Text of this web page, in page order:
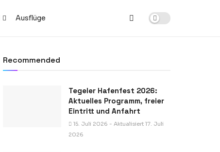
Ausflüge
Recommended
Tegeler Hafenfest 2026:
Aktuelles Programm, freier
Eintritt und Anfahrt
15. Juli 2026 - Aktualisiert 17. Juli
2026